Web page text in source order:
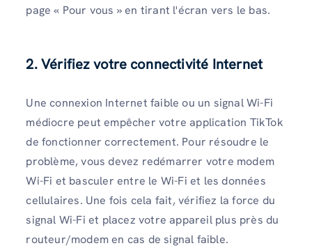
page « Pour vous » en tirant l'écran vers le bas.
2. Vérifiez votre connectivité Internet
Une connexion Internet faible ou un signal Wi-Fi
médiocre peut empêcher votre application TikTok
de fonctionner correctement. Pour résoudre le
problème, vous devez redémarrer votre modem
Wi-Fi et basculer entre le Wi-Fi et les données
cellulaires. Une fois cela fait, vérifiez la force du
signal Wi-Fi et placez votre appareil plus près du
routeur/modem en cas de signal faible.